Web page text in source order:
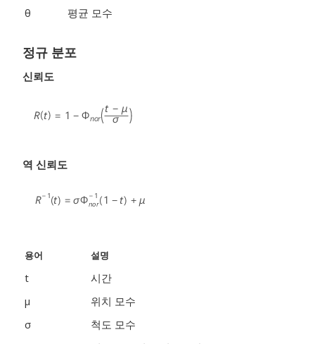
θ
평균 모수
정규 분포
신뢰도
역 신뢰도
용어 설명
t
시간
μ
위치 모수
σ
척도 모수